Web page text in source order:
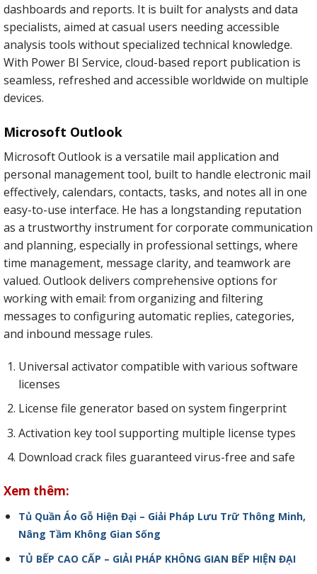
dashboards and reports. It is built for analysts and data
specialists, aimed at casual users needing accessible
analysis tools without specialized technical knowledge.
With Power BI Service, cloud-based report publication is
seamless, refreshed and accessible worldwide on multiple
devices.
Microsoft Outlook
Microsoft Outlook is a versatile mail application and
personal management tool, built to handle electronic mail
effectively, calendars, contacts, tasks, and notes all in one
easy-to-use interface. He has a longstanding reputation
as a trustworthy instrument for corporate communication
and planning, especially in professional settings, where
time management, message clarity, and teamwork are
valued. Outlook delivers comprehensive options for
working with email: from organizing and filtering
messages to configuring automatic replies, categories,
and inbound message rules.
Universal activator compatible with various software
licenses
License file generator based on system fingerprint
Activation key tool supporting multiple license types
Download crack files guaranteed virus-free and safe
Xem thêm:
Tủ Quần Áo Gỗ Hiện Đại – Giải Pháp Lưu Trữ Thông Minh,
Nâng Tầm Không Gian Sống
TỦ BẾP CAO CẤP – GIẢI PHÁP KHÔNG GIAN BẾP HIỆN ĐẠI